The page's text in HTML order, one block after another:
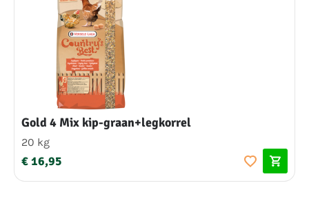
Gold 4 Mix kip-graan+legkorrel
20 kg
€ 16,95